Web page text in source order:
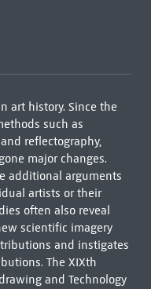
art history. Since the
such as
reflectography,
major changes.
additional arguments
artists or their
often also reveal
scientific imagery
and instigates
The XIXth
and Technology